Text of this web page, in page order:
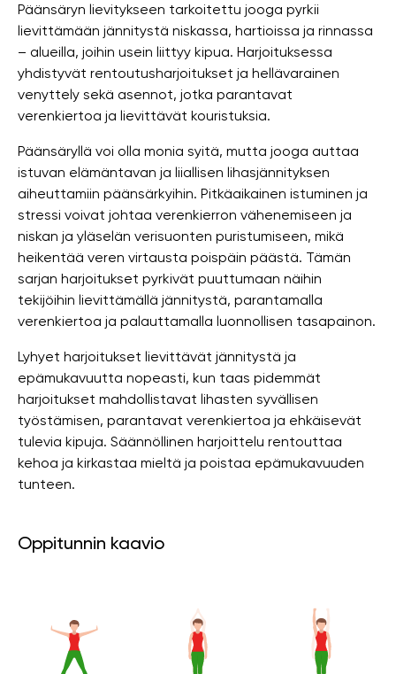
Päänsäryn lievitykseen tarkoitettu jooga pyrkii
lievittämään jännitystä niskassa, hartioissa ja rinnassa
– alueilla, joihin usein liittyy kipua. Harjoituksessa
yhdistyvät rentoutusharjoitukset ja hellävarainen
venyttely sekä asennot, jotka parantavat
verenkiertoa ja lievittävät kouristuksia.
Päänsäryllä voi olla monia syitä, mutta jooga auttaa
istuvan elämäntavan ja liiallisen lihasjännityksen
aiheuttamiin päänsärkyihin. Pitkäaikainen istuminen ja
stressi voivat johtaa verenkierron vähenemiseen ja
niskan ja yläselän verisuonten puristumiseen, mikä
heikentää veren virtausta poispäin päästä. Tämän
sarjan harjoitukset pyrkivät puuttumaan näihin
tekijöihin lievittämällä jännitystä, parantamalla
verenkiertoa ja palauttamalla luonnollisen tasapainon.
Lyhyet harjoitukset lievittävät jännitystä ja
epämukavuutta nopeasti, kun taas pidemmät
harjoitukset mahdollistavat lihasten syvällisen
työstämisen, parantavat verenkiertoa ja ehkäisevät
tulevia kipuja. Säännöllinen harjoittelu rentouttaa
kehoa ja kirkastaa mieltä ja poistaa epämukavuuden
tunteen.
Oppitunnin kaavio